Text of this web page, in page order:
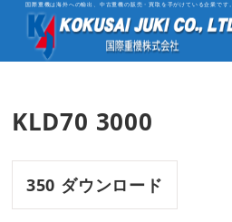
国際重機は海外への輸出、中古重機の販売・買取を手がけている企業です。
KLD70 3000
350 ダウンロード